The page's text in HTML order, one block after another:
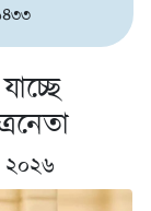
২০২৬